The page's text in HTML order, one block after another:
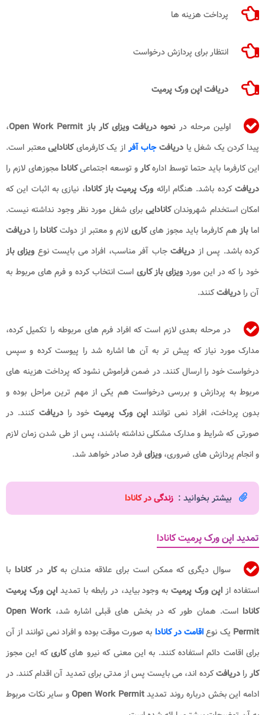
پرداخت هزینه ها
انتظار برای پردازش درخواست
دریافت اپن ورک پرمیت
اولین مرحله در نحوه دریافت ویزای کار باز Open Work Permit
،
پیدا کردن یک شغل یادریافتجاب آفراز یک کارفرمایکاناداییمعتبر است.
این کارفرما باید حتما توسط ادارهکارو توسعه اجتماعیکانادا مجوزهای لازم را
دریافتکرده باشد. هنگام ارائه ورک پرمیت باز کانادا، نیازی به اثبات این که
امکان استخدام شهروندانکاناداییبرای شغل مورد نظر وجود نداشته نیست.
امابازهم کارفرما باید مجوز هایکاری لازم و معتبر از دولتکانادا را دریافت
کرده باشد. پس از دریافتجاب آفر مناسب، افراد می بایست نوع ویزای باز
خود را که در این مورد ویزای باز کاریاست انتخاب کرده و فرم های مربوط به
آن را دریافتکنند.
در مرحله بعدی لازم است که افراد فرم های مربوطه را تکمیل کرده،
مدارک مورد نیاز که پیش تر به آن ها اشاره شد را پیوست کرده و سپس
درخواست خود را ارسال کنند. در ضمن فراموش نشود که پرداخت هزینه های
مربوط به پردازش و بررسی درخواست هم یکی از مهم ترین مراحل بوده و
بدون پرداخت، افراد نمی تواننداپن ورک پرمیتخود رادریافتکنند. در
صورتی که شرایط و مدارک مشکلی نداشته باشند، پس از طی شدن زمان لازم
و انجام پردازش های ضروری، ویزایفرد صادر خواهد شد.
بیشتر بخوانید : زندگی در کانادا
تمدید اپن ورک پرمیت کانادا
سوال دیگری که ممکن است برای علاقه مندان بهکاردرکانادا با
استفاده ازاپن ورک پرمیتبه وجود بیاید، در رابطه با تمدیداپن ورک پرمیت
کانادا است. همان طور که در بخش های قبلی اشاره شد،Open Work
Permit یک نوعاقامت در کانادا به صورت موقت بوده و افراد نمی توانند از آن
برای اقامت دائم استفاده کنند. به این معنی که نیرو هایکاریکه این مجوز
کاررادریافتکرده اند، می بایست پس از مدتی برای تمدید آن اقدام کنند. در
ادامه این بخش درباره روند تمدیدOpen Work Permitو سایر نکات مربوط